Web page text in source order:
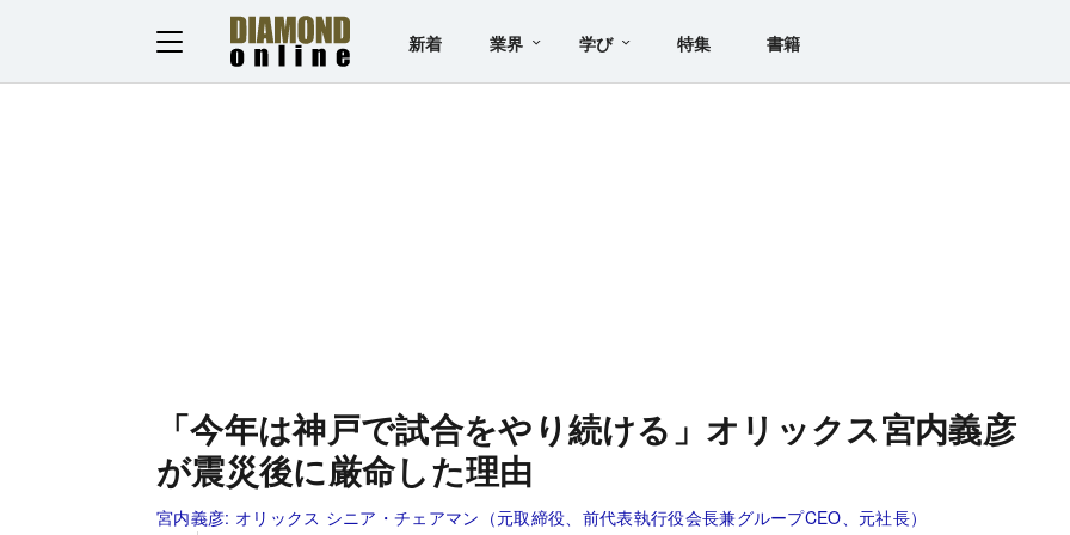
新着 業界 学び 特集 書籍
「今年は神戸で試合をやり続ける」オリックス宮内義彦
が震災後に厳命した理由
宮内義彦: オリックス シニア・チェアマン（元取締役、前代表執行役会長兼グループCEO、元社長）